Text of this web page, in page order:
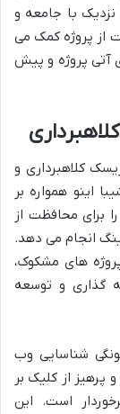
با جامعه و
از پروژه کمک می
آتی پروژه و پیش
کلاهبرداری و
اینو همواره بر
برای محافظت از
انجام می دهد.
های مشکوک،
گذاری و توسعه
شناسایی وب
از کلیک بر
است. این